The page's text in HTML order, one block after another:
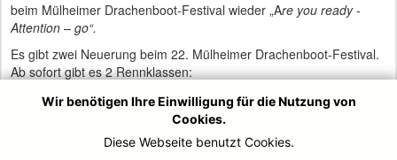
beim Mülheimer Drachenboot-Festival wieder „Are you ready -
Attention – go“.
Es gibt zwei Neuerung beim 22. Mülheimer Drachenboot-Festival.
Ab sofort gibt es 2 Rennklassen:
müssen mindestens 6 Frauen im Boot sein (Samstag / Sonntag)
Drachenboot (max. 12 PaddlerInnen) In der Mixedklasse
müssen mindestens 4 Frauen im Boot sein (nur Sonntag)
Wir benötigen Ihre Einwilligung für die Nutzung von
Cookies.
Diese Webseite benutzt Cookies.